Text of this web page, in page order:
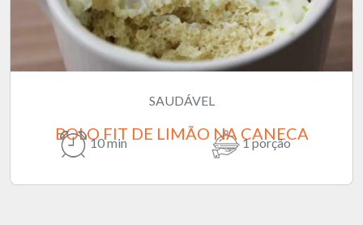
SAUDÁVEL
BOLO FIT DE LIMÃO NA CANECA
10 min 1 porção